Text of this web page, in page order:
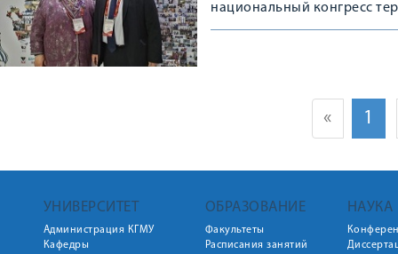
национальный конгресс
« 1
УНИВЕРСИТЕТ
Администрация КГМУ
Кафедры
ОБРАЗОВАНИЕ
Факультеты
Расписания занятий
НАУКА